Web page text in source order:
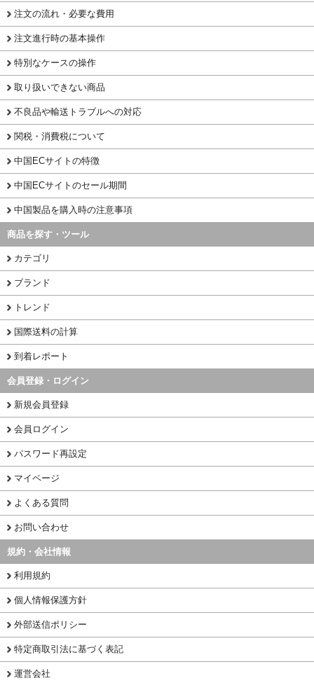
注文の流れ・必要な費用
注文進行時の基本操作
特別なケースの操作
取り扱いできない商品
不良品や輸送トラブルへの対応
関税・消費税について
中国ECサイトの特徴
中国ECサイトのセール期間
中国製品を購入時の注意事項
商品を探す・ツール
カテゴリ
ブランド
トレンド
国際送料の計算
到着レポート
会員登録・ログイン
新規会員登録
会員ログイン
パスワード再設定
マイページ
よくある質問
お問い合わせ
規約・会社情報
利用規約
個人情報保護方針
外部送信ポリシー
特定商取引法に基づく表記
運営会社